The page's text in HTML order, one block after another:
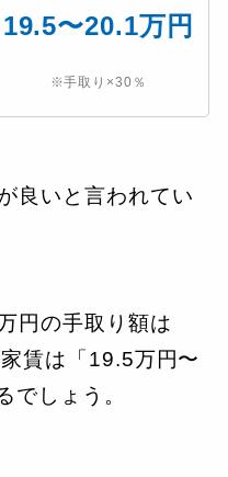
19.5〜20.1万円
※手取り×30％
良いと言われてい
円の手取り額は
賃は「19.5万円〜
でしょう。